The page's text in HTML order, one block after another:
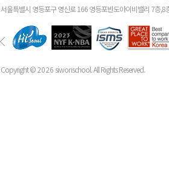
서울특별시 영등포구 영신로 166 영등포반도아이비밸리 7층,8
Copyright ©2026 siwonschool. All Rights Reserved.